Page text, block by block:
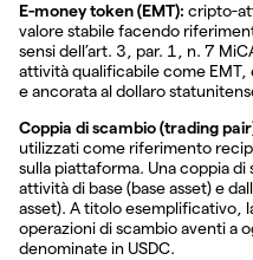
E-money token (EMT): cripto-
valore stabile facendo
sensi dell’art. 3, par. 1, n. 7
attività qualificabile come EMT,
e ancorata al dollaro
Coppia di scambio (trading
utilizzati come riferimento
sulla piattaforma. Una coppia
attività di base (base asset) e
asset). A titolo esemplificativo,
operazioni di scambio aventi a
denominate in USDC.